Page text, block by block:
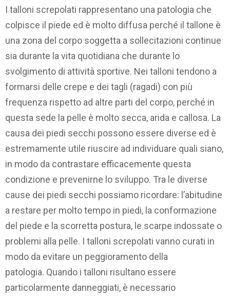
I talloni screpolati rappresentano una patologia che
colpisce il piede ed è molto diffusa perché il tallone è
una zona del corpo soggetta a sollecitazioni continue
sia durante la vita quotidiana che durante lo
svolgimento di attività sportive. Nei talloni tendono a
formarsi delle crepe e dei tagli (ragadi) con più
frequenza rispetto ad altre parti del corpo, perché in
questa sede la pelle è molto secca, arida e callosa. La
causa dei piedi secchi possono essere diverse ed è
estremamente utile riuscire ad individuare quali siano,
in modo da contrastare efficacemente questa
condizione e prevenirne lo sviluppo. Tra le diverse
cause dei piedi secchi possiamo ricordare: l’abitudine
a restare per molto tempo in piedi, la conformazione
del piede e la scorretta postura, le scarpe indossate o
problemi alla pelle. I talloni screpolati vanno curati in
modo da evitare un peggioramento della
patologia. Quando i talloni risultano essere
particolarmente danneggiati, è necessario